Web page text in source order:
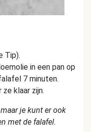
Tip).
in een pan op
7 minuten.
klaar zijn.
je kunt er ook
met de falafel.